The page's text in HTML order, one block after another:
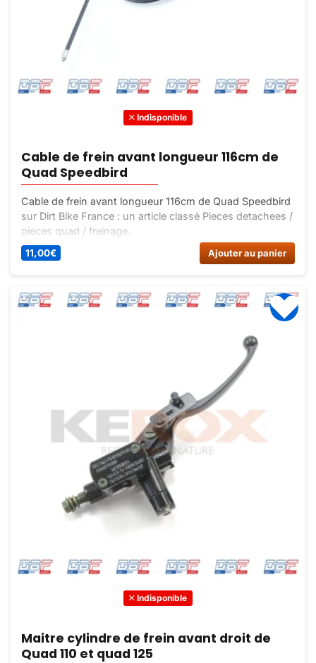
Indisponible
Cable de frein avant longueur 116cm de
Quad Speedbird
Cable de frein avant longueur 116cm de Quad Speedbird
sur Dirt Bike France : un article classé Pieces detachees /
pieces quad / freinage.
11,00€ Ajouter au panier
Indisponible
Maitre cylindre de frein avant droit de
Quad 110 et quad 125